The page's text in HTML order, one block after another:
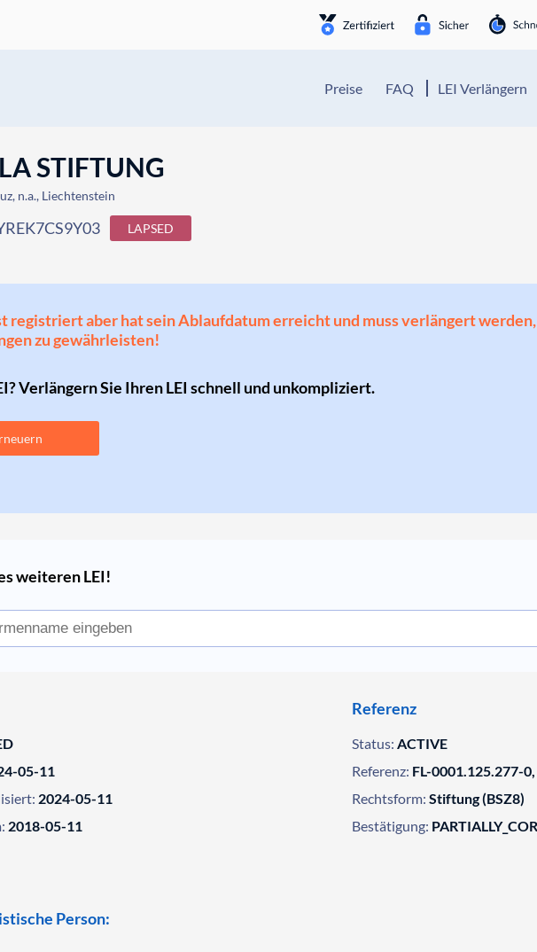
Preise FAQ LEI Verlängern
STIFTUNG
n.a., Liechtenstein
LAPSED
registriert aber hat sein Ablaufdatum erreicht und muss verlängert
zu gewährleisten!
Verlängern Sie Ihren LEI schnell und unkompliziert.
weiteren LEI!
05-11
2024-05-11
2018-05-11
Referenz
Status: ACTIVE
Referenz: FL-0001.125.277-
Rechtsform: Stiftung (BSZ8)
Bestätigung:
Person: